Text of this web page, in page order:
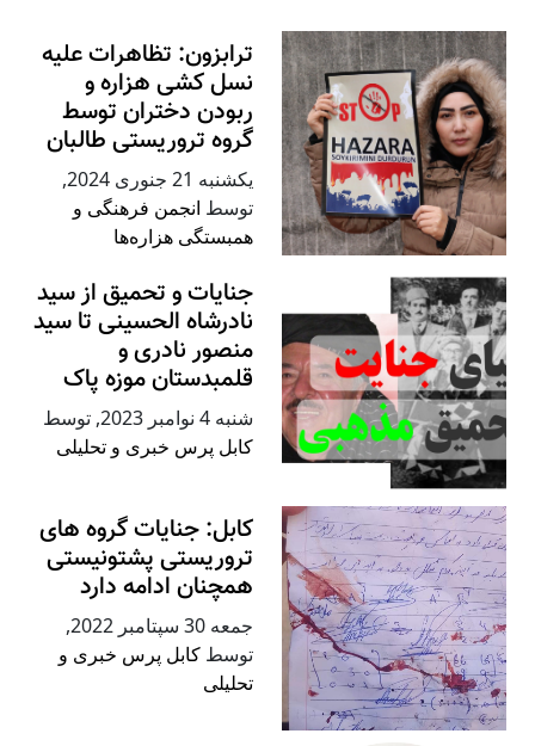
ترابزون: تظاهرات علیه
نسل کشی هزاره و
ربودن دختران توسط
گروه تروریستی طالبان
يكشنبه 21 جنوری 2024
,
توسط انجمن فرهنگی و
همبستگی هزاره‌ها
جنایات و تحمیق از سید
نادرشاه الحسینی تا سید
منصور نادری و
قلمبدستان موزه پاک
شنبه 4 نوامبر 2023 , توسط
کابل پرس خبری و تحلیلی
کابل: جنایات گروه های
تروریستی پشتونیستی
همچنان ادامه دارد
جمعه 30 سپتامبر 2022
,
توسط کابل پرس خبری و
تحلیلی